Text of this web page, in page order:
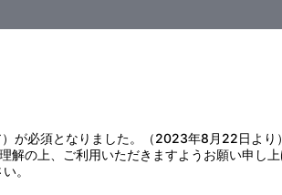
が必須となりました。（2023年8月22日より
の上、ご利用いただきますようお願い申し
。